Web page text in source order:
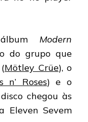
Modern
do grupo que
Mötley Crüe), o
n’ Roses) e o
chegou às
Eleven Sevem